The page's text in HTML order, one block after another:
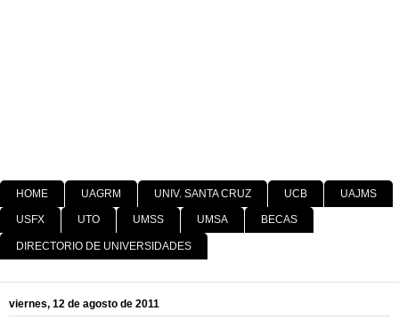
HOME UAGRM UNIV. SANTA CRUZ UCB UAJMS
USFX UTO UMSS UMSA BECAS
DIRECTORIO DE UNIVERSIDADES
viernes, 12 de agosto de 2011